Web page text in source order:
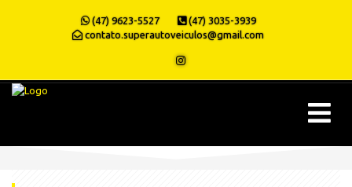
(47) 9623-5527
(47) 3035-3939
contato.superautoveiculos@gmail.com